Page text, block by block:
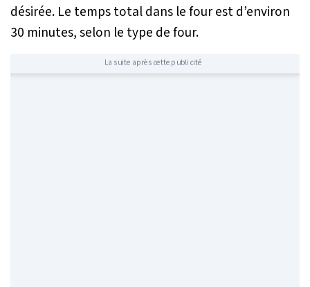
désirée. Le temps total dans le four est d’environ
30 minutes, selon le type de four.
La suite après cette publicité